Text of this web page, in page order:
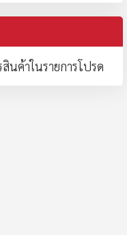
นค้าในรายการโปรด